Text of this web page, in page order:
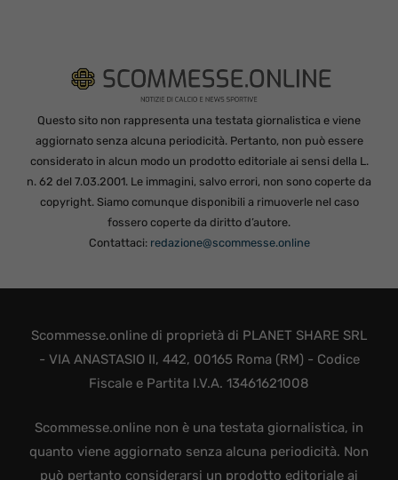
Questo sito non rappresenta una testata giornalistica e viene
aggiornato senza alcuna periodicità. Pertanto, non può essere
considerato in alcun modo un prodotto editoriale ai sensi della L.
n. 62 del 7.03.2001. Le immagini, salvo errori, non sono coperte da
copyright. Siamo comunque disponibili a rimuoverle nel caso
fossero coperte da diritto d’autore.
Contattaci: redazione@scommesse.online
Scommesse.online di proprietà di PLANET SHARE SRL
- VIA ANASTASIO II, 442, 00165 Roma (RM) - Codice
Fiscale e Partita I.V.A. 13461621008
Scommesse.online non è una testata giornalistica, in
quanto viene aggiornato senza alcuna periodicità. Non
può pertanto considerarsi un prodotto editoriale ai